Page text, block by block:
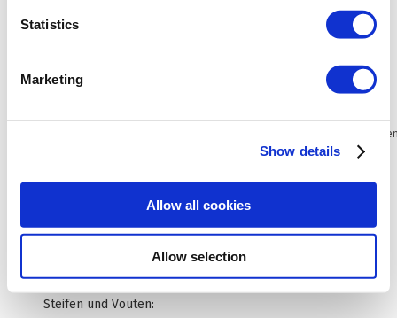
Statistics
Marketing
Show details
Allow all cookies
Allow selection
*Bei den Preisen handelt es sich um Nettobeträge. Für
Steifen und Vouten:
Balken, der mit der Stütze auch in einem anderen
obere Steife (in der Verlängerung des oberen
Trägerflansches), die untere Steife (in der
das zusätzliche Stegblech